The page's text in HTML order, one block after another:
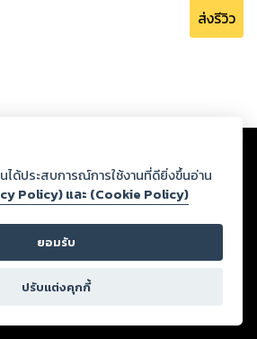
ส่งรีวิว
ดผ่านเว็บไซต์และปรากฏว่าละเมิดสิทธิใน
นหรือขัดต่อกฎหมายและศีลธรรม ดังนั้น ผู้อ่าน
ารกลั่นกรองด้วยตนเอง และหากท่านพบว่าส่วน
ลธรรม กรุณาแจ้งมายังบริษัท เพื่อทีมงานจะได้
ตอรี่ล็อกขอสงวนลิขสิทธิ์ตามพระราชบัญญัติ
ได้ประสบการณ์การใช้งานที่ดียิ่งขึ้นอ่าน
Policy) และ (Cookie Policy)
ยอมรับ
ปรับแต่งคุกกี้